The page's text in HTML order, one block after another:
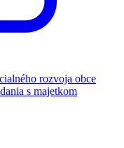
rozvoja obce
s majetkom